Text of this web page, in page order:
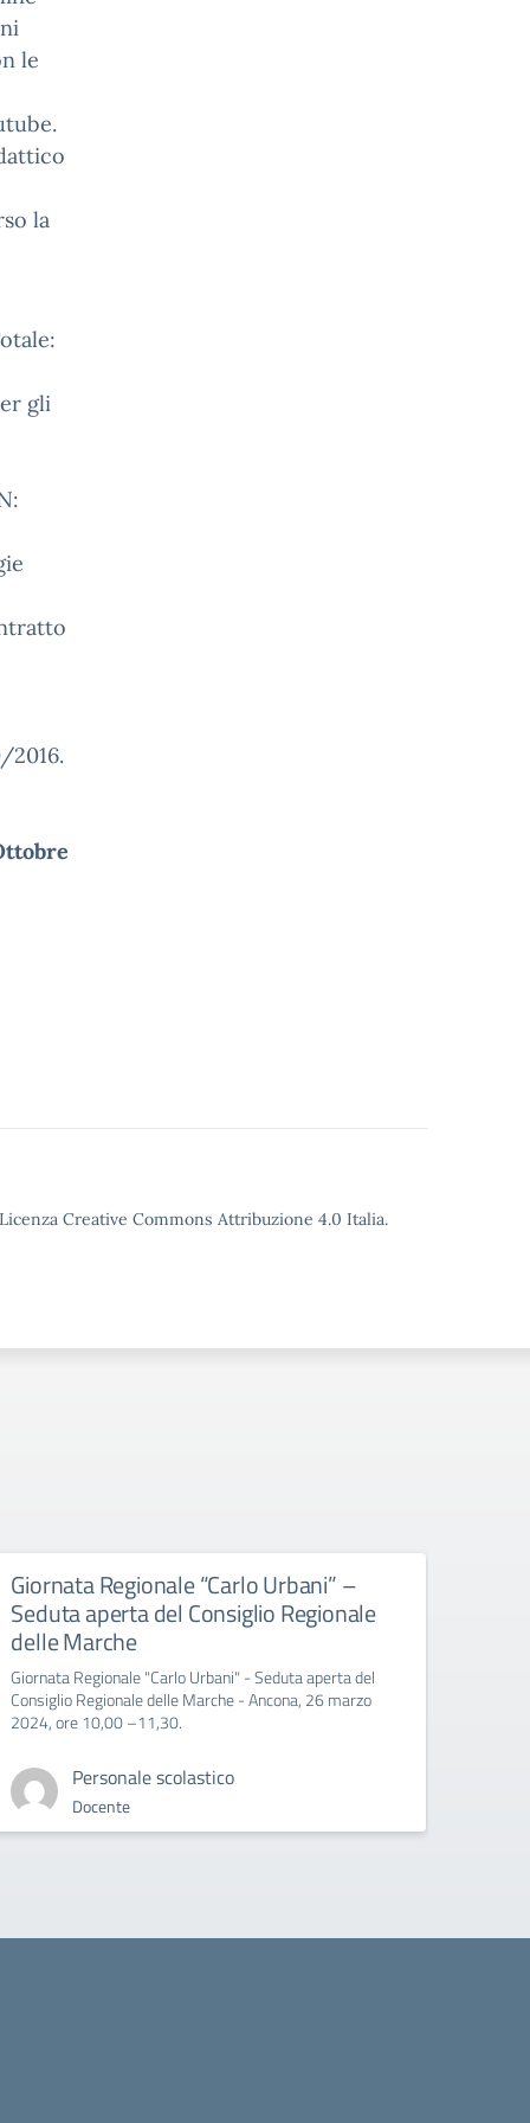
le
la
gli
2016.
Creative Commons Attribuzione 4.0 Italia.
Giornata Regionale “Carlo Urbani” –
Seduta aperta del Consiglio Regionale
delle Marche
Giornata Regionale "Carlo Urbani" - Seduta aperta del
Consiglio Regionale delle Marche - Ancona, 26 marzo
2024, ore 10,00 –11,30.
Personale scolastico
Docente